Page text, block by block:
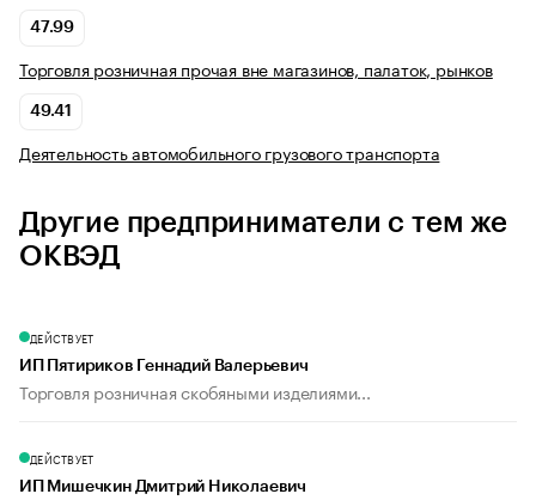
47.99
Торговля розничная прочая вне магазинов, палаток, рынков
49.41
Деятельность автомобильного грузового транспорта
Другие предприниматели с тем же
ОКВЭД
ДЕЙСТВУЕТ
ИП Пятириков Геннадий Валерьевич
Торговля розничная скобяными изделиями...
ДЕЙСТВУЕТ
ИП Мишечкин Дмитрий Николаевич